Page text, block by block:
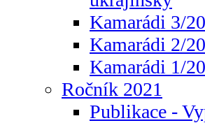
Kamarádi 3/
Kamarádi 2/
Kamarádi 1/
Ročník 2021
Publikace -